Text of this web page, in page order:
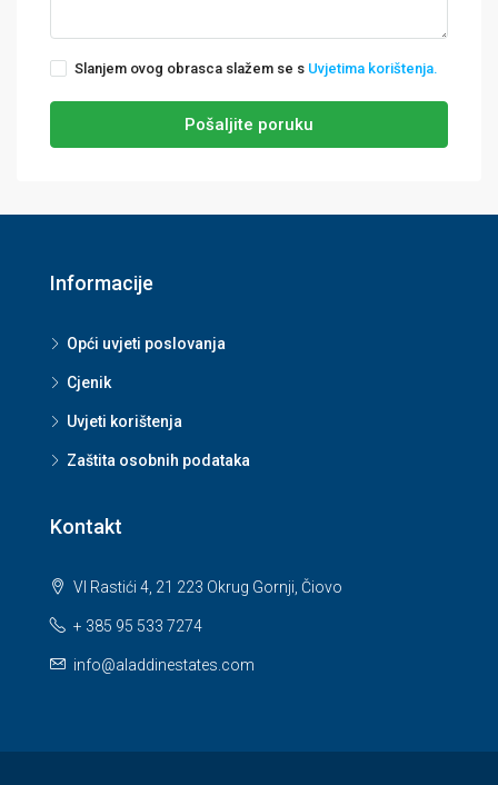
Slanjem ovog obrasca slažem se s Uvjetima korištenja.
Pošaljite poruku
Informacije
Opći uvjeti poslovanja
Cjenik
Uvjeti korištenja
Zaštita osobnih podataka
Kontakt
VI Rastići 4, 21 223 Okrug Gornji, Čiovo
+ 385 95 533 7274
info@aladdinestates.com